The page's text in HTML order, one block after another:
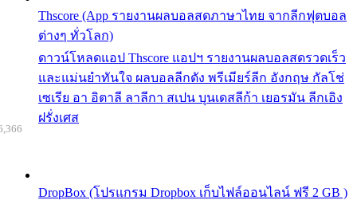
Thscore (App รายงานผลบอลสดภาษาไทย จากลีกฟุตบอล
ต่างๆ ทั่วโลก)
ดาวน์โหลดแอป Thscore แอปฯ รายงานผลบอลสดรวดเร็ว
และแม่นยำทันใจ ผลบอลลีกดัง พรีเมียร์ลีก อังกฤษ กัลโช่
เซเรีย อา อิตาลี ลาลีกา สเปน บุนเดสลีก้า เยอรมัน ลีกเอิง
ฝรั่งเศส
DropBox (โปรแกรม Dropbox เก็บไฟล์ออนไลน์ ฟรี 2 GB )